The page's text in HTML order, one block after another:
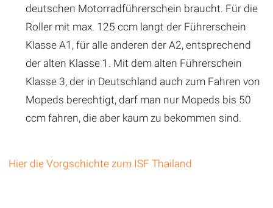
deutschen Motorradführerschein braucht. Für die
Roller mit max. 125 ccm langt der Führerschein
Klasse A1, für alle anderen der A2, entsprechend
der alten Klasse 1. Mit dem alten Führerschein
Klasse 3, der in Deutschland auch zum Fahren von
Mopeds berechtigt, darf man nur Mopeds bis 50
ccm fahren, die aber kaum zu bekommen sind.
Hier die Vorgschichte zum ISF Thailand